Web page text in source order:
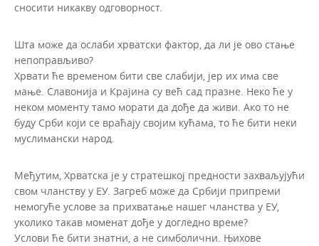
сносити никакву одговорност.
Шта може да ослаби хрватски фактор, да ли је ово стање
непоправљиво?
Хрвати ће временом бити све слабији, јер их има све
мање. Славонија и Крајина су већ сад празне. Неко ће у
неком моменту тамо морати да дође да живи. Ако то не
буду Срби који се враћају својим кућама, то ће бити неки
муслимански народ.
Међутим, Хрватска је у стратешкој предности захваљујући
свом чланству у ЕУ. Загреб може да Србији припреми
немогуће услове за прихватање нашег чланства у ЕУ,
уколико такав моменат дође у догледно време?
Услови ће бити знатни, а не симболични. Њихове